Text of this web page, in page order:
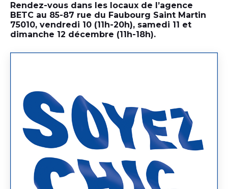
Rendez-vous dans les locaux de l’agence
BETC au 85-87 rue du Faubourg Saint Martin
75010, vendredi 10 (11h-20h), samedi 11 et
dimanche 12 décembre (11h-18h).